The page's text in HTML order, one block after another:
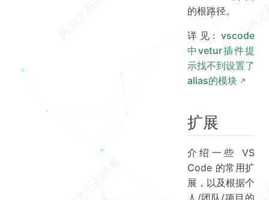
的根路径。
详见:vscode
中vetur插件提
示找不到设置了
alias的模块
扩展
介绍一些 VS
Code 的常用扩
展，以及根据个
人/团队/项目的